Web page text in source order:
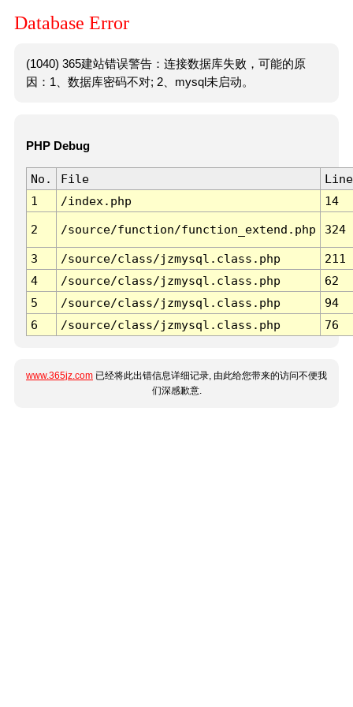
Database Error
(1040) 365建站错误警告：连接数据库失败，可能的原
因：1、数据库密码不对; 2、mysql未启动。
PHP Debug
No. File
Line
1
/index.php 14
2 /source/function/function_extend.php 324
3 /source/class/jzmysql.class.php
211
4
/source/class/jzmysql.class.php
62
5
/source/class/jzmysql.class.php
94
6
/source/class/jzmysql.class.php 76
www.365jz.com 已经将此出错信息详细记录, 由此给您带来的访问不便我
们深感歉意.